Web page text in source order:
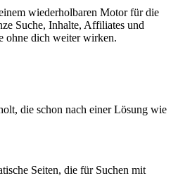
wiederholbaren Motor für die
Suche, Inhalte, Affiliates und
ohne dich weiter wirken.
die schon nach einer Lösung wie
Seiten, die für Suchen mit